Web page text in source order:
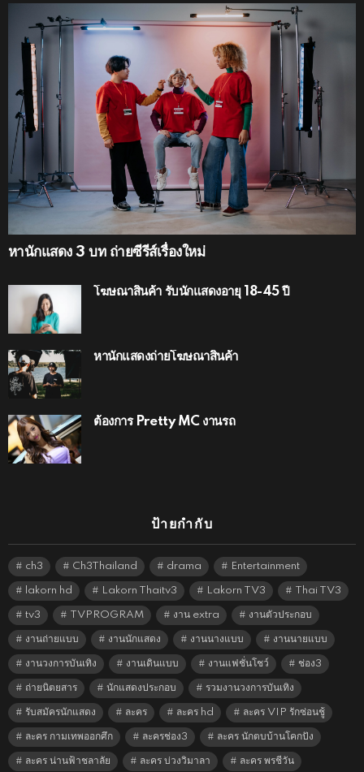
หานักแสดง 3 บท ถ่ายซีรีส์เรื่องใหม่
โฆษณาสินค้า รับนักแสดงอายุ 18-45 ปี
หานักแสดงถ่ายโฆษณาสินค้า
ต้องการ Pretty MC งานรถ
ป้ายกำกับ
ch3 Ch3Thailand drama Entertainment
lakorn hd Lakorn Thaitv3 Lakorn TV3 Thai TV3
tv3 TVPROGRAM งาน extra งานตัวประกอบ
งานถ่ายแบบ งานนักแสดง งานนางแบบ งานนายแบบ
งานวงการบันเทิง งานเดินแบบ งานแฟชั่นโชว์ ช่อง3
ถ่ายนิตยสาร นักแสดงประกอบ รวมงานวงการบันเทิง
รับสมัครนักแสดง ละคร ละคร hd ละคร VIP รักซ่อนชู้
ละคร กามเทพออกศึก ละครช่อง3 ละคร นักตบบ้านโคกปัง
ละคร น่านฟ้าชลาลัย ละคร บ่วงวิมาลา ละคร พรชีวัน